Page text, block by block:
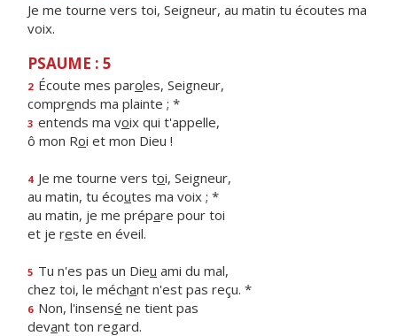
Je me tourne vers toi, Seigneur, au matin tu écoutes ma
voix.
PSAUME : 5
2 Écoute mes paroles, Seigneur,
comprends ma plainte ; *
3 entends ma voix qui t'appelle,
ô mon Roi et mon Dieu !
4 Je me tourne vers toi, Seigneur,
au matin, tu écoutes ma voix ; *
au matin, je me prépare pour toi
et je reste en éveil.
5 Tu n'es pas un Dieu ami du mal,
chez toi, le méchant n'est pas reçu. *
6 Non, l'insensé ne tient pas
devant ton regard.